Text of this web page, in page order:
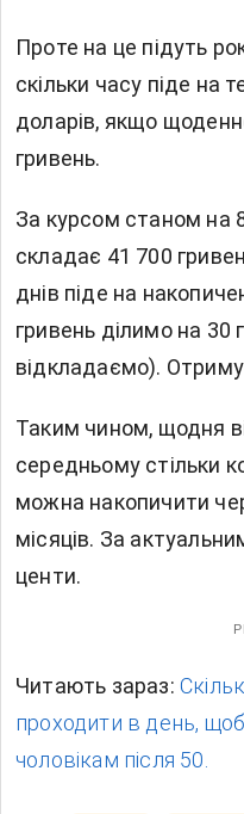
Проте на це підуть
скільки часу піде на
доларів, якщо
гривень.
За курсом станом на
складає 41 700
днів піде на
гривень ділимо на
відкладаємо).
Таким чином, щодня
середньому стільки
можна накопичити
місяців. За
центи.
Читають зараз:
проходити в день,
чоловікам після 50.